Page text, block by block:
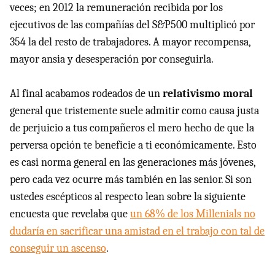
veces; en 2012 la remuneración recibida por los
ejecutivos de las compañías del S&P500 multiplicó por
354 la del resto de trabajadores. A mayor recompensa,
mayor ansia y desesperación por conseguirla.
Al final acabamos rodeados de unrelativismo moral
general que tristemente suele admitir como causa justa
de perjuicio a tus compañeros el mero hecho de que la
perversa opción te beneficie a ti económicamente. Esto
es casi norma general en las generaciones más jóvenes,
pero cada vez ocurre más también en las senior. Si son
ustedes escépticos al respecto lean sobre la siguiente
encuesta que revelaba queun 68% de los Millenials no
dudaría en sacrificar una amistad en el trabajo con tal de
conseguir un ascenso.